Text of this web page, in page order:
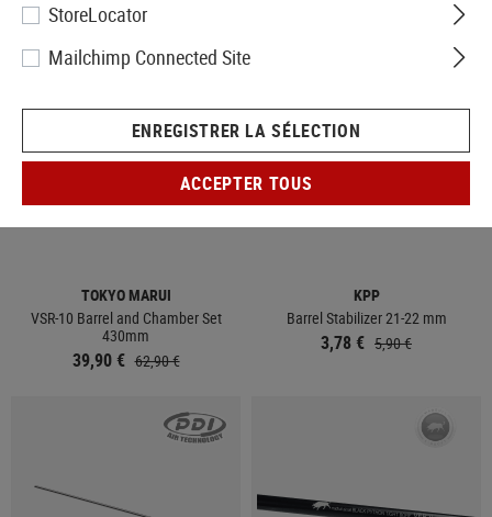
VENTE
EN STOCK
TOKYO MARUI
VSR-10 Barrel and Chamber Set
430mm
39,90 € 62,90 €
EN STOCK
KPP
Barrel Stabilizer 21-22 mm
3,78 € 5,90 €
StoreLocator
Mailchimp Connected Site
ENREGISTRER LA SÉLECTION
ACCEPTER TOUS